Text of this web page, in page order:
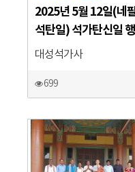
2025년 5월 12일(네
석탄일) 석가탄신일
대성석가사
699